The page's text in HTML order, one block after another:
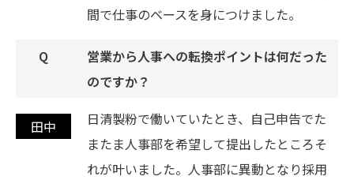
間で仕事のベースを身につけました。
営業から人事への転換ポイントは何だった
のですか？
日清製粉で働いていたとき、自己申告でた
またま人事部を希望して提出したところそ
れが叶いました。人事部に異動となり採用